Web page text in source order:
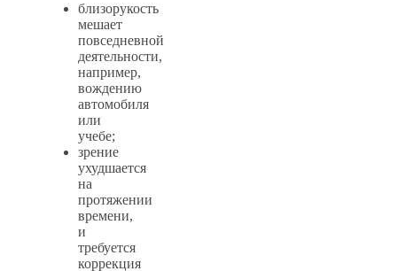
близорукость
мешает
повседневной
деятельности,
например,
вождению
автомобиля
или
учебе;
зрение
ухудшается
на
протяжении
времени,
и
требуется
коррекция